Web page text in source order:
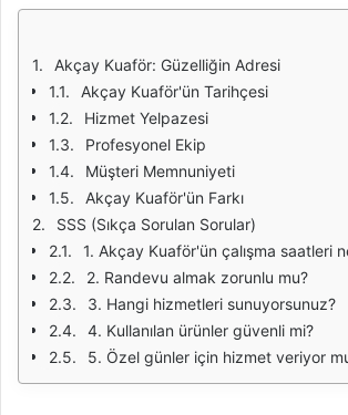
Akçay Kuaför: Güzelliğin Adresi
Akçay Kuaför'ün Tarihçesi
Hizmet Yelpazesi
Profesyonel Ekip
Müşteri Memnuniyeti
Akçay Kuaför'ün Farkı
SSS (Sıkça Sorulan Sorular)
1. Akçay Kuaför'ün çalışma saatleri
2. Randevu almak zorunlu mu?
3. Hangi hizmetleri sunuyorsunuz?
4. Kullanılan ürünler güvenli mi?
5. Özel günler için hizmet veriyor